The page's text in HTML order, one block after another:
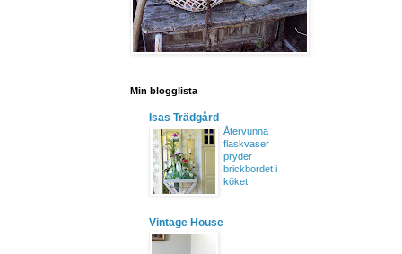
Min blogglista
Isas Trädgård
Återvunna
flaskvaser
pryder
brickbordet i
köket
Vintage House